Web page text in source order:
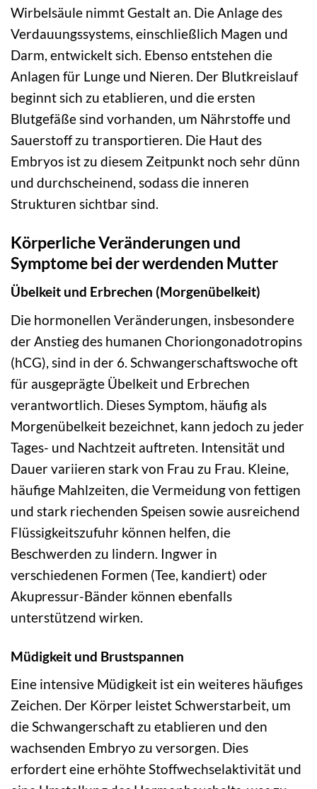
Wirbelsäule nimmt Gestalt an. Die Anlage des
Verdauungssystems, einschließlich Magen und
Darm, entwickelt sich. Ebenso entstehen die
Anlagen für Lunge und Nieren. Der Blutkreislauf
beginnt sich zu etablieren, und die ersten
Blutgefäße sind vorhanden, um Nährstoffe und
Sauerstoff zu transportieren. Die Haut des
Embryos ist zu diesem Zeitpunkt noch sehr dünn
und durchscheinend, sodass die inneren
Strukturen sichtbar sind.
Körperliche Veränderungen und
Symptome bei der werdenden Mutter
Übelkeit und Erbrechen (Morgenübelkeit)
Die hormonellen Veränderungen, insbesondere
der Anstieg des humanen Choriongonadotropins
(hCG), sind in der 6. Schwangerschaftswoche oft
für ausgeprägte Übelkeit und Erbrechen
verantwortlich. Dieses Symptom, häufig als
Morgenübelkeit bezeichnet, kann jedoch zu jeder
Tages- und Nachtzeit auftreten. Intensität und
Dauer variieren stark von Frau zu Frau. Kleine,
häufige Mahlzeiten, die Vermeidung von fettigen
und stark riechenden Speisen sowie ausreichend
Flüssigkeitszufuhr können helfen, die
Beschwerden zu lindern. Ingwer in
verschiedenen Formen (Tee, kandiert) oder
Akupressur-Bänder können ebenfalls
unterstützend wirken.
Müdigkeit und Brustspannen
Eine intensive Müdigkeit ist ein weiteres häufiges
Zeichen. Der Körper leistet Schwerstarbeit, um
die Schwangerschaft zu etablieren und den
wachsenden Embryo zu versorgen. Dies
erfordert eine erhöhte Stoffwechselaktivität und